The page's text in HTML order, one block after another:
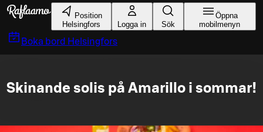
Gå till huvudinnehållet
Position
Helsingfors
Logga in Sök
Öppna
mobilmenyn
Boka bord Helsingfors
Skinande solis på Amarillo i sommar!